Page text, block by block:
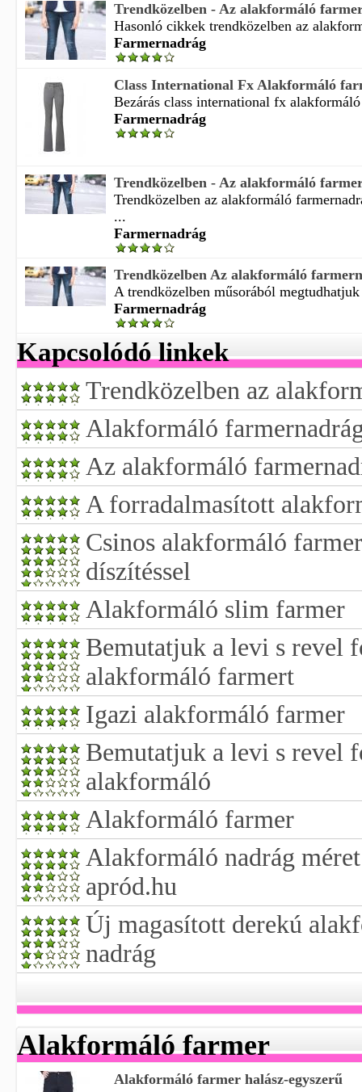
Trendközelben - Az alakformáló
Hasonló cikkek trendközelben az
Farmernadrág
Class International Fx Alakformáló
Bezárás class international fx
Farmernadrág
Trendközelben - Az alakformáló
Trendközelben az alakformáló
...
Farmernadrág
Trendközelben Az alakformáló
A trendközelben műsorából
Farmernadrág
Kapcsolódó linkek
Trendközelben az
Alakformáló
Az alakformáló
A forradalmasított
Csinos alakformáló
díszítéssel
Alakformáló slim farmer
Bemutatjuk a levi s revel
alakformáló farmert
Igazi alakformáló farmer
Bemutatjuk a levi s revel
alakformáló
Alakformáló farmer
Alakformáló nadrág
apród.hu
Új magasított derekú
nadrág
Alakformáló farmer
Alakformáló farmer halász-egyszerű